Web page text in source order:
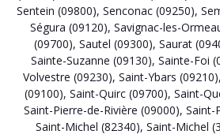
Sentein (09800), Senconac (09250),
Ségura (09120), Savignac-les-
(09700), Sautel (09300), Saurat
Sainte-Suzanne (09130), Sainte-Foi
Volvestre (09230), Saint-Ybars (09210),
(09100), Saint-Quirc (09700), Saint-
Saint-Pierre-de-Rivière (09000), Saint-
Saint-Michel (82340), Saint-Michel